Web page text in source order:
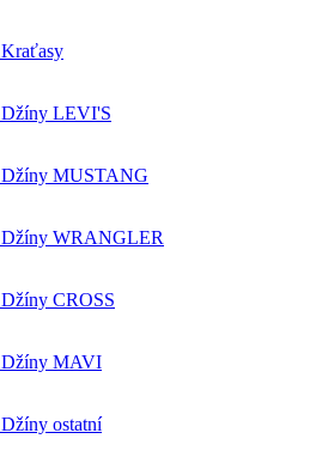
Kraťasy
Džíny LEVI'S
Džíny MUSTANG
Džíny WRANGLER
Džíny CROSS
Džíny MAVI
Džíny ostatní